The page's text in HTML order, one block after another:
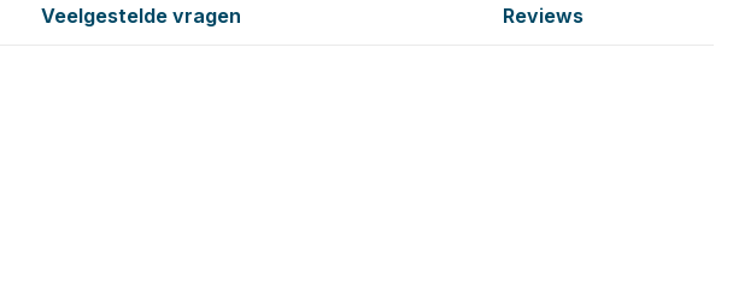
Veelgestelde vragen Reviews